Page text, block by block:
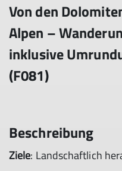
Von den
Alpen –
inklusive
(F081)
Beschreibung
Ziele: Landschaftlich